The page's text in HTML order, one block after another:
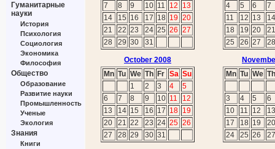
Гуманитарные
науки
История
Психология
Социология
Экономика
Философия
Общество
Образование
Развитие науки
Промышленность
Ученые
Экология
Знания
Книги
7
8 9 10 11 12
13
14
15 16 17 18 19 20
21
22 23 24 25 26 27
28
29 30 31
4 5 6
7
11
12 13
14
18
19 20
21
25
26 27 28
October 2008
Mn Tu We Th Fr Sa Su
1
2 3 4
5
6
7 8 9 10 11
12
13
14 15 16 17 18 19
20
21 22 23 24 25 26
27
28 29 30 31
Mn Tu We Th
3 4 5
6
10
11 12
13
17
18 19
20
24
25 26 27